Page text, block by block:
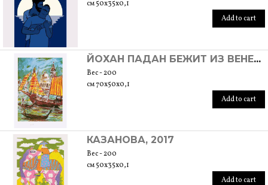
см 50x35x0,1
Add to cart
ЙОХАН ПАДАН БЕЖИТ ИЗ ВЕНЕЦИИ В ИСПАНИЮ, 2016 ГОД
Вес - 200
см 70x50x0,1
Add to cart
КАЗАНОВА, 2017
Вес - 200
см 50x35x0,1
Add to cart